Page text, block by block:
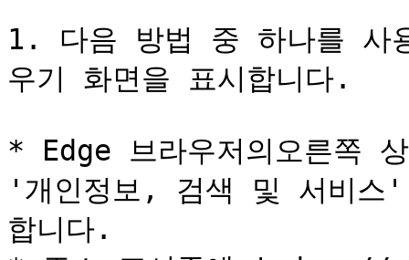
1. 다음 방법 중 하나를 사
우기 화면을 표시합니다.
* Edge 브라우저의오른쪽
'개인정보, 검색 및 서비
합니다.